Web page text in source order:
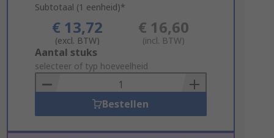
Subtotaal (1 eenheid)*
€ 13,72
(excl. BTW)
€ 16,60
(incl. BTW)
Add
to
Basket
Aantal stuks
selecteer of typ hoeveelheid
Bestellen